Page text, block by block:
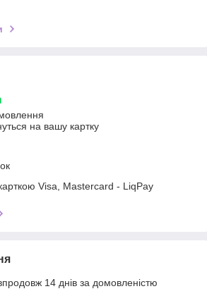
на вашу картку
Visa, Mastercard - LiqPay
14 днів за домовленістю